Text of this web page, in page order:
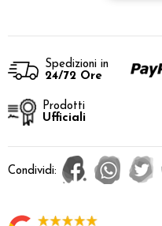
Spedizioni in
24/72 Ore
Prodotti
Ufficiali
Condividi: